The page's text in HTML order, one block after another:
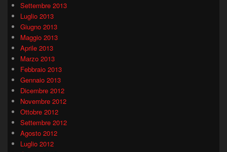
Settembre 2013
Luglio 2013
Giugno 2013
Maggio 2013
Aprile 2013
Marzo 2013
Febbraio 2013
Gennaio 2013
Dicembre 2012
Novembre 2012
Ottobre 2012
Settembre 2012
Agosto 2012
Luglio 2012